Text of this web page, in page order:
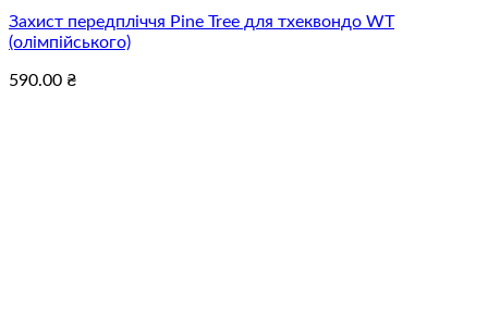
товар
має
варіантів.
Захист передпліччя Pine Tree для тхеквондо WT
(олімпійського)
590.00 ₴